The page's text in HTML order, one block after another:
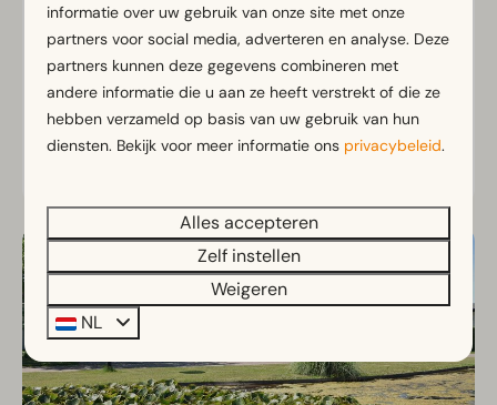
3 nachten
2 personen
Pruime zongelegen tuin
Dichtbij de faciliteiten
Zeer geschikt voor gezinnen
informatie over uw gebruik van onze site met onze
partners voor social media, adverteren en analyse. Deze
partners kunnen deze gegevens combineren met
andere informatie die u aan ze heeft verstrekt of die ze
hebben verzameld op basis van uw gebruik van hun
diensten. Bekijk voor meer informatie ons privacybeleid.
Alles accepteren
Zelf instellen
Weigeren
NL